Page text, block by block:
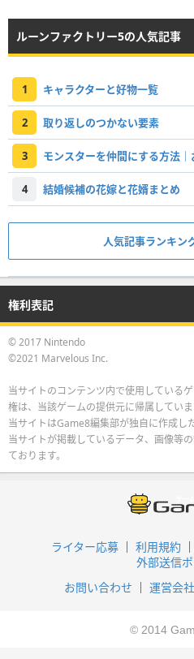
ルーンファクトリー5の人気記事
1 キャラクターと好物一覧
2 取り返しのつかない要素
3 モンスターを仲間にする方法｜
4 結婚候補の花嫁と花婿まとめ
人気記事ランキン
権利表記
© 2017 Nintendo
©2021 Marvelous Inc.
当サイトのコンテンツ内で使用している
権は、当該ゲームの提供元に帰属していま
当サイトはGame8編集部が独自に作成し
当サイトが掲載しているデータ、画像等
ております。
ライター応募 利用規約
外部送信
お問い合わせ
運営会社
© 2014